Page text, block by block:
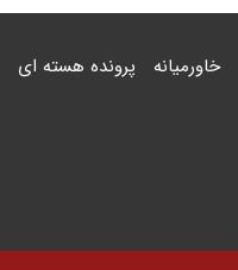
خاورمیانه پرونده هسته ای